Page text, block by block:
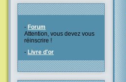
- Forum
Attention, vous devez vous
réinscrire !
- Livre d'or